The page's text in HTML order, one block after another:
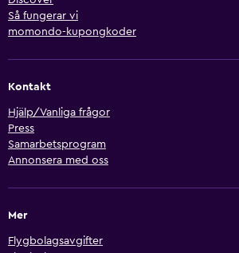
Så fungerar vi
momondo-kupongkoder
Kontakt
Hjälp/Vanliga frågor
Press
Samarbetsprogram
Annonsera med oss
Mer
Flygbolagsavgifter